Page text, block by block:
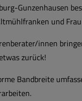
Gunzenhausen
und
innen
zurück!
Bandbreite